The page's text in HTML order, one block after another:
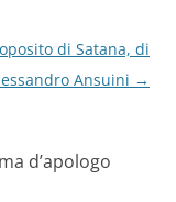
di Satana, di
Ansuini →
d’apologo